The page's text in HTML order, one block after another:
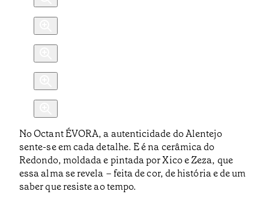
No Octant ÉVORA, a autenticidade do Alentejo
sente-se em cada detalhe. E é na cerâmica do
Redondo, moldada e pintada por Xico e Zeza, que
essa alma se revela – feita de cor, de história e de um
saber que resiste ao tempo.